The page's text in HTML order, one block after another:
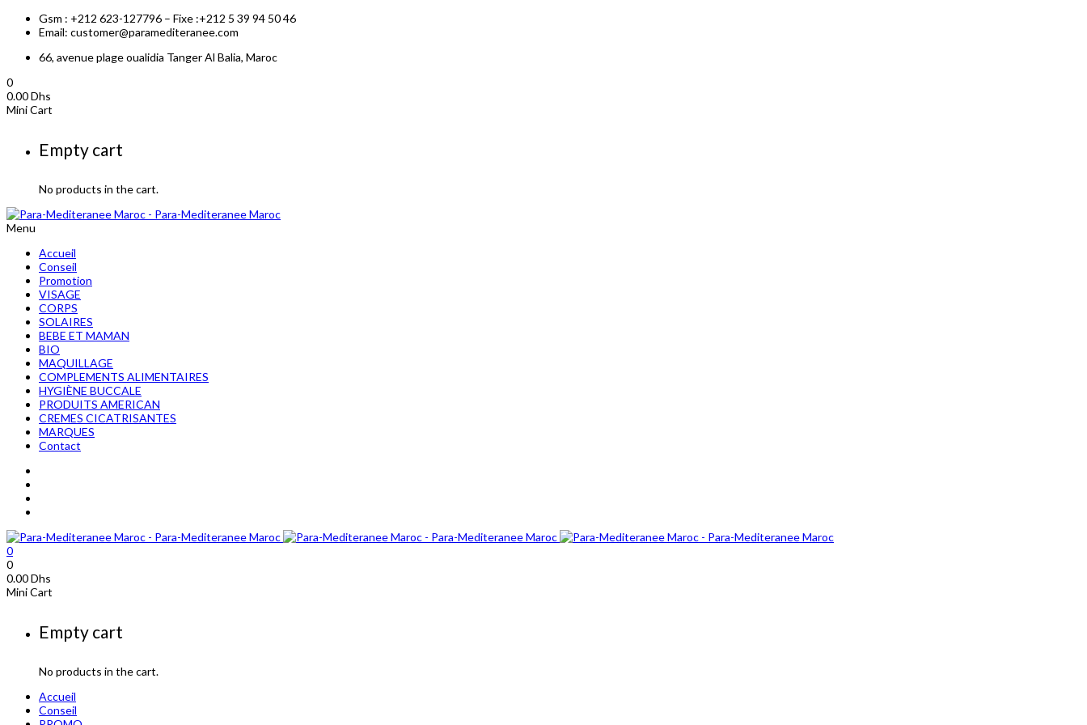
Gsm : +212 623-127796 – Fixe :+212 5 39 94 50 46
Email: customer@paramediteranee.com
66, avenue plage oualidia Tanger Al Balia, Maroc
0
0.00Dhs
Mini Cart
Empty cart
No products in the cart.
Menu
Accueil
Conseil
Promotion
VISAGE
CORPS
SOLAIRES
BEBE ET MAMAN
BIO
MAQUILLAGE
COMPLEMENTS ALIMENTAIRES
HYGIÈNE BUCCALE
PRODUITS AMERICAN
CREMES CICATRISANTES
MARQUES
Contact
0
0
0.00Dhs
Mini Cart
Empty cart
No products in the cart.
Accueil
Conseil